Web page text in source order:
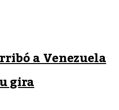
a Venezuela
gira